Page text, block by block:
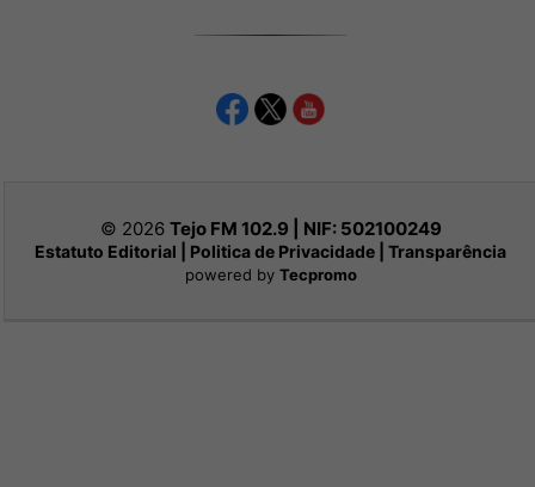
© 2026 Tejo FM 102.9 | NIF: 502100249
Estatuto Editorial Politica de Privacidade Transparência
powered by Tecpromo